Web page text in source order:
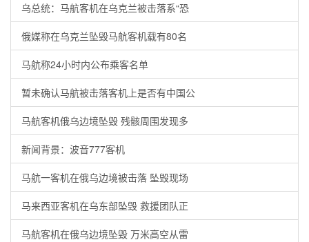
乌总统：马航客机在乌克兰被击落系“恐
俄媒称在乌克兰坠毁马航客机载有80名
马航称24小时内公布乘客名单
暂未确认马航被击落客机上是否有中国公
马航客机俄乌边境坠毁 残骸周围发现多
新闻背景：波音777客机
马航一客机在俄乌边境被击落 坠毁现场
马来西亚客机在乌东部坠毁 救援团队正
马航客机在俄乌边境坠毁 万米高空从雷